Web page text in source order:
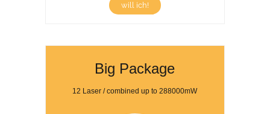
will ich!
Big Package
12 Laser / combined up to 288000mW